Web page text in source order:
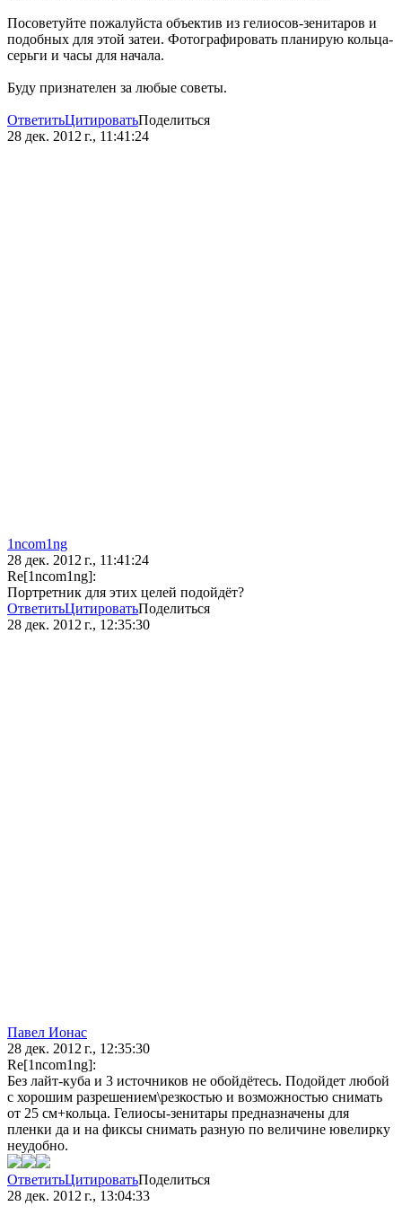
Посоветуйте пожалуйста объектив из гелиосов-зенитаров и
подобных для этой затеи. Фотографировать планирую кольца-
серьги и часы для начала.
Буду признателен за любые советы.
ОтветитьЦитироватьПоделиться
28 дек. 2012 г., 11:41:24
1ncom1ng
28 дек. 2012 г., 11:41:24
Re[1ncom1ng]:
Портретник для этих целей подойдёт?
ОтветитьЦитироватьПоделиться
28 дек. 2012 г., 12:35:30
Павел Ионас
28 дек. 2012 г., 12:35:30
Re[1ncom1ng]:
Без лайт-куба и 3 источников не обойдётесь. Подойдет любой
с хорошим разрешением\резкостью и возможностью снимать
от 25 см+кольца. Гелиосы-зенитары предназначены для
пленки да и на фиксы снимать разную по величине ювелирку
неудобно.
ОтветитьЦитироватьПоделиться
28 дек. 2012 г., 13:04:33